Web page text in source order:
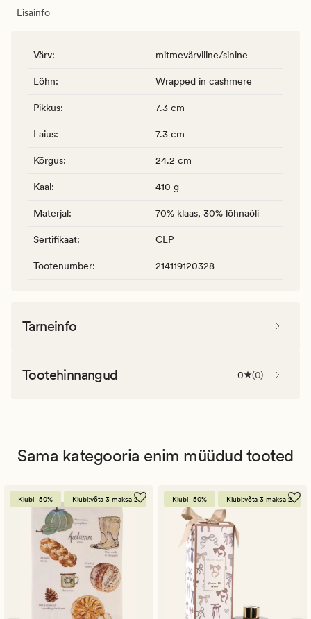
Lisainfo
Värv: mitmevärviline/sinine
Lõhn: Wrapped in cashmere
Pikkus: 7.3 cm
Laius: 7.3 cm
Kõrgus: 24.2 cm
Kaal: 410 g
Materjal: 70% klaas, 30% lõhnaõli
Sertifikaat: CLP
Tootenumber: 214119120328
Tarneinfo
Tootehinnangud 0 (0)
Sama kategooria enim müüdud tooted
Klubi -50% Klubi:võta 3 maksa 2 Klubi -50% Klubi:võta 3 maksa 2